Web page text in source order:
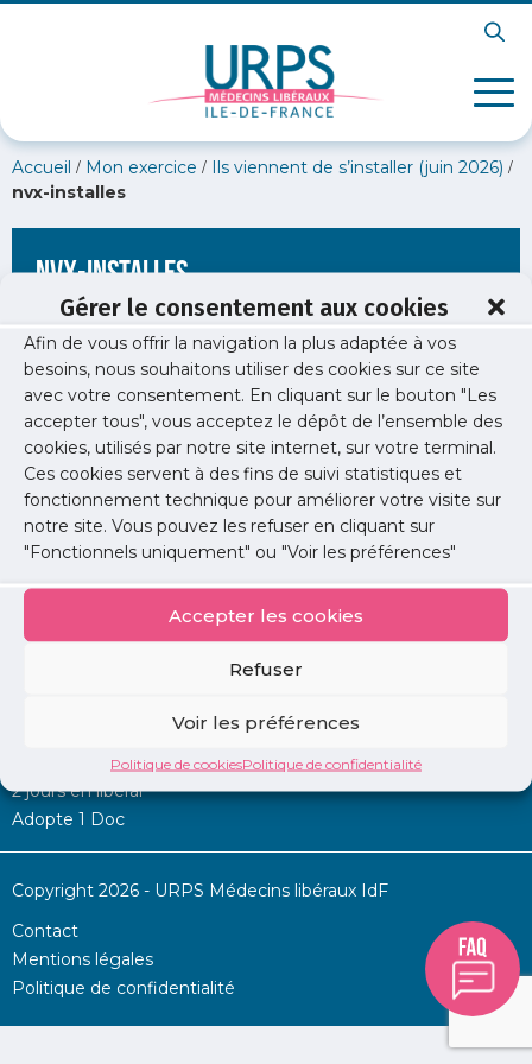
Gérer le consentement aux cookies
Afin de vous offrir la navigation la plus adaptée à vos
besoins, nous souhaitons utiliser des cookies sur ce site
avec votre consentement. En cliquant sur le bouton "Les
accepter tous", vous acceptez le dépôt de l’ensemble des
cookies, utilisés par notre site internet, sur votre terminal.
Ces cookies servent à des fins de suivi statistiques et
fonctionnement technique pour améliorer votre visite sur
notre site. Vous pouvez les refuser en cliquant sur
"Fonctionnels uniquement" ou "Voir les préférences"
Accepter les cookies
Refuser
Voir les préférences
Politique de cookiesPolitique de confidentialité
Accueil / Mon exercice / Ils viennent de s’installer (juin 2026) /
nvx-installes
nvx-installes
Permanence d’aide à l’installation
2 jours en libéral
Adopte 1 Doc
Copyright 2026 - URPS Médecins libéraux IdF
Contact
Mentions légales
Politique de confidentialité